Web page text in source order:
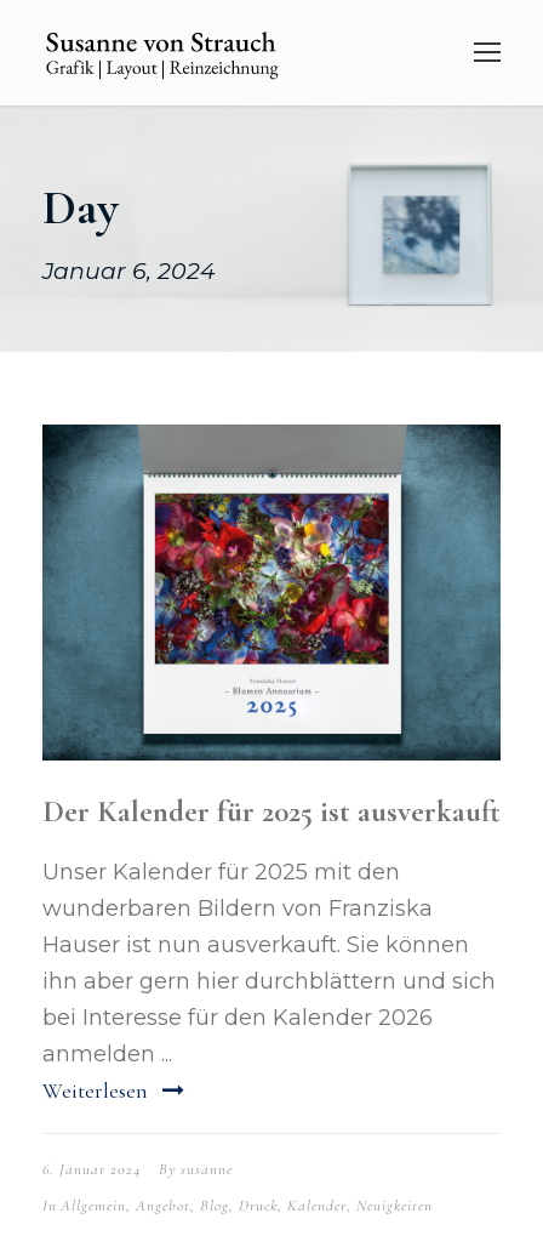
Day
Januar 6, 2024
Der Kalender für 2025 ist ausverkauft
Unser Kalender für 2025 mit den
wunderbaren Bildern von Franziska
Hauser ist nun ausverkauft. Sie können
ihn aber gern hier durchblättern und sich
bei Interesse für den Kalender 2026
anmelden ...
Weiterlesen
6. Januar 2024 By susanne
In Allgemein, Angebot, Blog, Druck, Kalender, Neuigkeiten